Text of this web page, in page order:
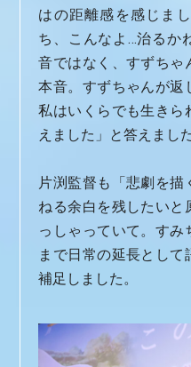
はの距離感を感じま
ち、こんなよ…治るか
音ではなく、すずちゃ
本音。すずちゃんが返
私はいくらでも生きら
えました」と答えました
片渕監督も「悲劇を
ねる余白を残したいと
っしゃっていて。すみ
まで日常の延長として
補足しました。